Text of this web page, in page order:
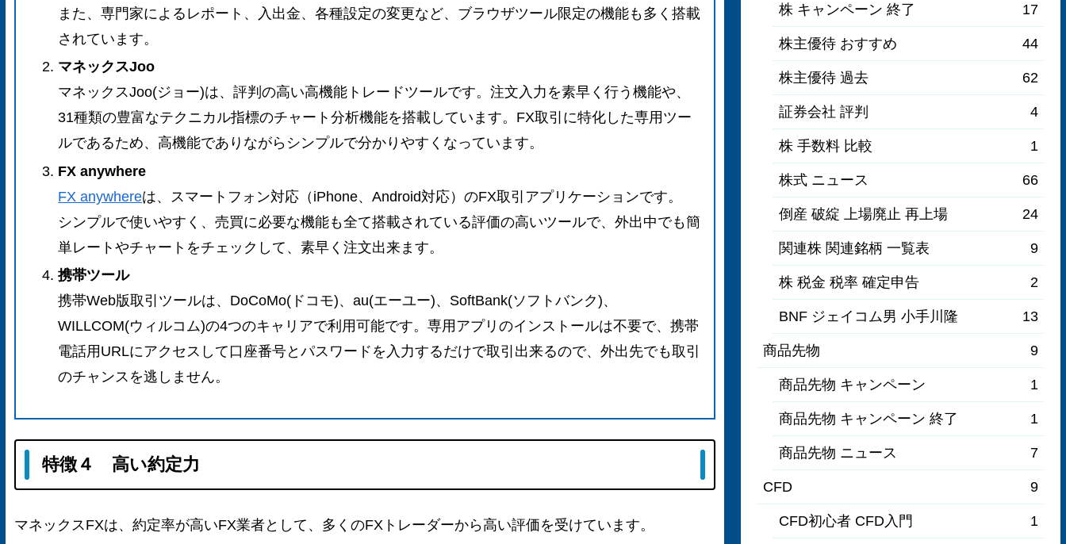
また、専門家によるレポート、入出金、各種設定の変更など、ブラウザツール限定の機能も多く搭載
されています。
マネックスJoo
マネックスJoo(ジョー)は、評判の高い高機能トレードツールです。注文入力を素早く行う機能や、
31種類の豊富なテクニカル指標のチャート分析機能を搭載しています。FX取引に特化した専用ツー
ルであるため、高機能でありながらシンプルで分かりやすくなっています。
FX anywhere
FX anywhereは、スマートフォン対応（iPhone、Android対応）のFX取引アプリケーションです。
シンプルで使いやすく、売買に必要な機能も全て搭載されている評価の高いツールで、外出中でも簡
単レートやチャートをチェックして、素早く注文出来ます。
携帯ツール
携帯Web版取引ツールは、DoCoMo(ドコモ)、au(エーユー)、SoftBank(ソフトバンク)、
WILLCOM(ウィルコム)の4つのキャリアで利用可能です。専用アプリのインストールは不要で、携帯
電話用URLにアクセスして口座番号とパスワードを入力するだけで取引出来るので、外出先でも取引
のチャンスを逃しません。
特徴４ 高い約定力
マネックスFXは、約定率が高いFX業者として、多くのFXトレーダーから高い評価を受けています。
株 キャンペーン 終了 17
株主優待 おすすめ 44
株主優待 過去 62
証券会社 評判 4
株 手数料 比較 1
株式 ニュース 66
倒産 破綻 上場廃止 再上場 24
関連株 関連銘柄 一覧表 9
株 税金 税率 確定申告 2
BNF ジェイコム男 小手川隆 13
商品先物 9
商品先物 キャンペーン 1
商品先物 キャンペーン 終了 1
商品先物 ニュース 7
CFD 9
CFD初心者 CFD入門 1